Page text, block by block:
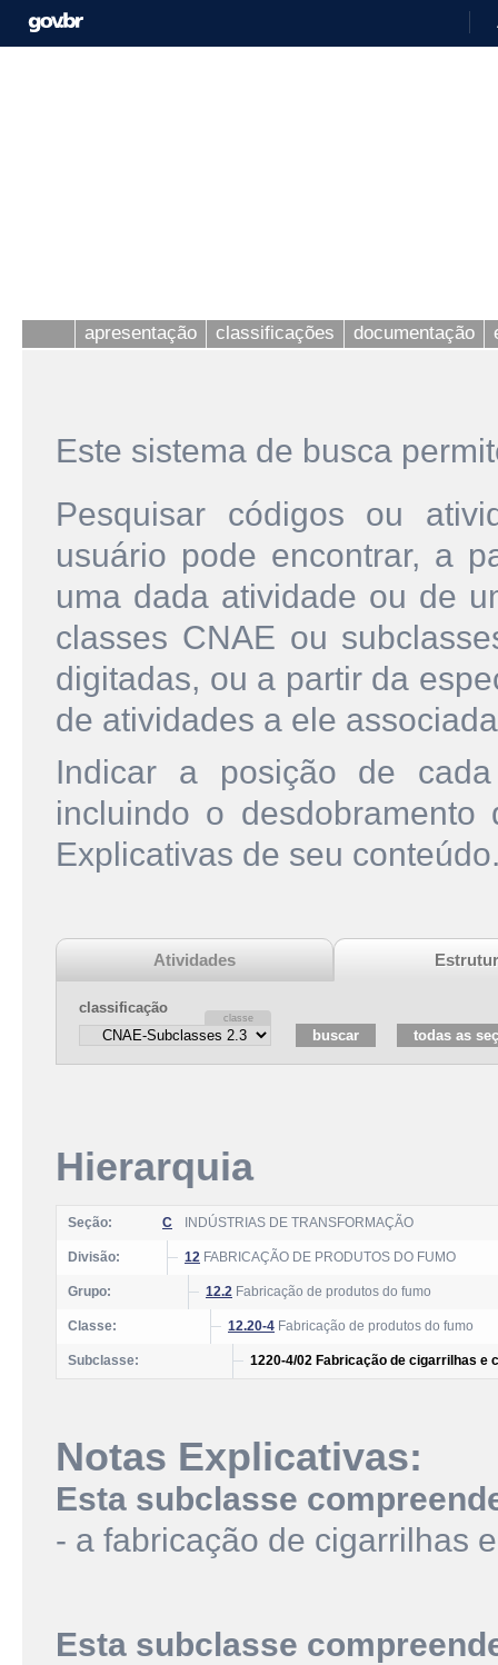
apresentação classificações documentação
Este sistema de busca
Pesquisar códigos ou
usuário pode encontrar, a
uma dada atividade ou de
classes CNAE ou
digitadas, ou a partir da
de atividades a ele
Indicar a posição de
incluindo o
Explicativas de seu
Atividades
classificação
Hierarquia
Seção: C INDÚSTRIAS DE TRANSFORMAÇÃO
Divisão: 12 FABRICAÇÃO DE PRODUTOS DO FUMO
Grupo: 12.2 Fabricação de produtos do fumo
Classe: 12.20-4 Fabricação de produtos do fumo
Subclasse: 1220-4/02 Fabricação de cigarrilhas e
Notas Explicativas:
Esta subclasse
- a fabricação de cigarrilhas
Esta subclasse